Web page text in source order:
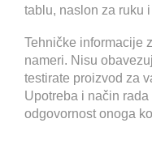
tablu, naslon za ruku
Tehničke informacije
nameri. Nisu
testirate proizvod za
Upotreba i način
odgovornost onoga